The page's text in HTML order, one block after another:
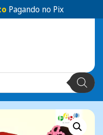
Pagando no Pix